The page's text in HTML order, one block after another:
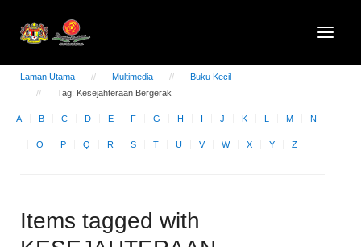
Laman Utama Multimedia
Buku Kecil
Tag: Kesejahteraan Bergerak
A B C D E F G H I J K L M N
O P Q R S T U V W X Y Z
Items tagged with